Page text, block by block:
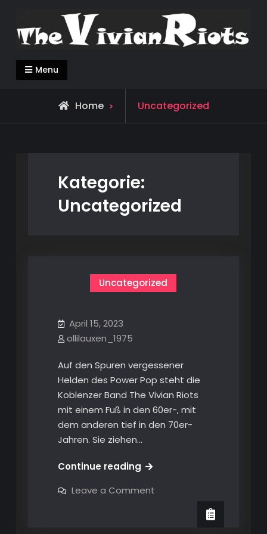
content
Menu
Home
Archive
for
Uncategorized
Kategorie:
Uncategorized
Uncategorized
April 15, 2023
ollilauxen_1975
Auf den Spuren vergessener
Helden des Power Pop steht die
Koblenzer Band The Vivian Riots
mit einem Fuß in den 60er-, mit
dem anderen tief in den 70er-
Jahren. Sie ziehen…
Continue reading
Leave a Commenton